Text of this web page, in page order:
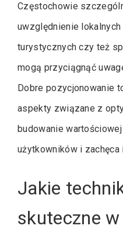
Częstochowie
uwzględnienie
turystycznych czy też
mogą przyciągnąć
Dobre pozycjonowanie
aspekty związane z
budowanie
użytkowników i zachęca
Jakie
skuteczne